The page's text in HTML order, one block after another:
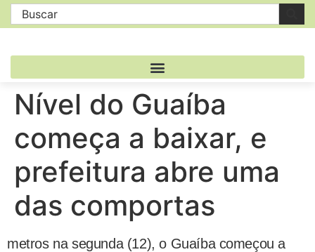
Nível do Guaíba
começa a baixar, e
prefeitura abre uma
das comportas
metros na segunda (12), o Guaíba começou a